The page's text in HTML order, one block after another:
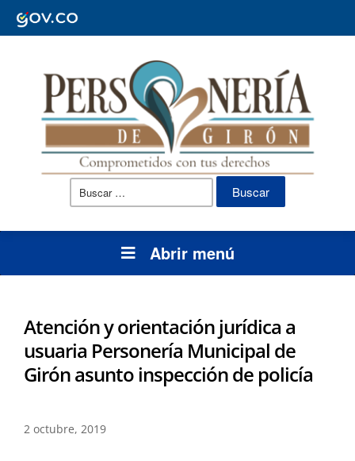
Buscar:
Abrir menú
Atención y orientación jurídica a
usuaria Personería Municipal de
Girón asunto inspección de policía
2 octubre, 2019